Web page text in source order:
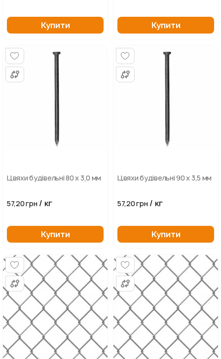
Купити Купити
Цвяхи будівельні 80 х 3,0 мм
57,20 грн / кг
Купити
Цвяхи будівельні 90 х 3,5 мм
57,20 грн / кг
Купити